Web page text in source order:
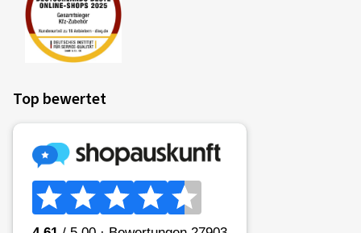
Top bewertet